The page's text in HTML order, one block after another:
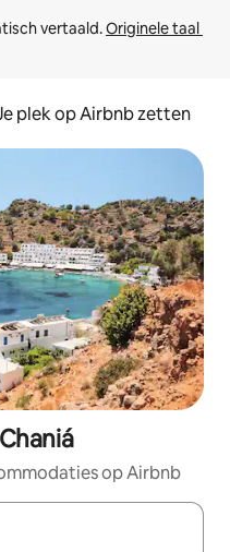
vertaald. Originele taal
plek op Airbnb zetten
op Airbnb
zijn, maak je een keuze